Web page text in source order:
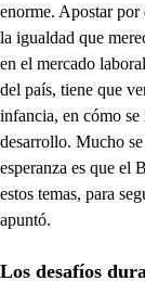
enorme. Apostar por
la igualdad que
en el mercado
del país, tiene que
infancia, en cómo se
desarrollo. Mucho
esperanza es que el
estos temas, para
apuntó.
Los desafíos